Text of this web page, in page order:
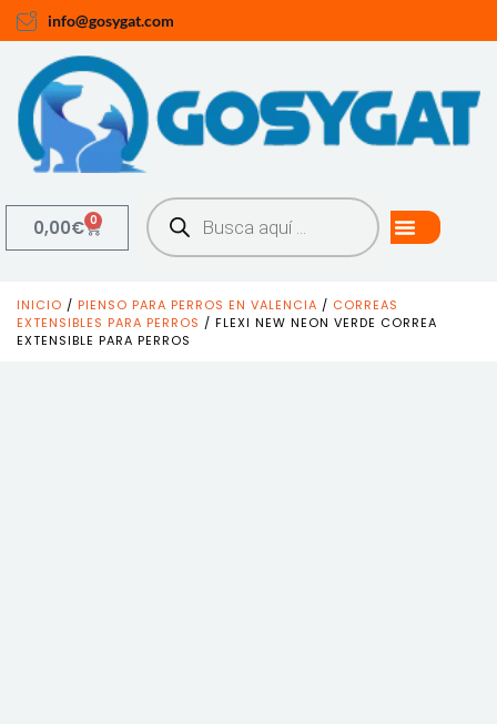
info@gosygat.com
0,00€ 0
INICIO / PIENSO PARA PERROS EN VALENCIA / CORREAS
EXTENSIBLES PARA PERROS / FLEXI NEW NEON VERDE CORREA
EXTENSIBLE PARA PERROS